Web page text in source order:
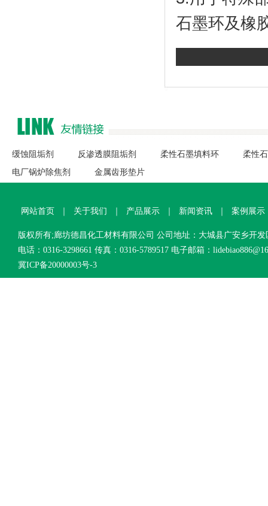
石墨环及橡
缓蚀阻垢剂 反渗透膜阻垢剂 柔性石墨填料环
柔性
电厂锅炉除焦剂
金属齿形垫片
网站首页 关于我们 产品展示 新闻资讯 案例展示
版权所有;廊坊德昌化工材料有限公司 公司地址：大城县广安乡开
电话：0316-3298661 传真：0316-5789517 电子邮箱：
冀ICP备20000003号-3